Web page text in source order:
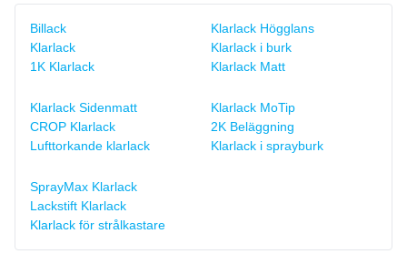
Billack
Klarlack
1K Klarlack
Klarlack Högglans
Klarlack i burk
Klarlack Matt
Klarlack Sidenmatt
CROP Klarlack
Lufttorkande klarlack
Klarlack MoTip
2K Beläggning
Klarlack i sprayburk
SprayMax Klarlack
Lackstift Klarlack
Klarlack för strålkastare